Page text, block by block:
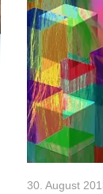
30. August